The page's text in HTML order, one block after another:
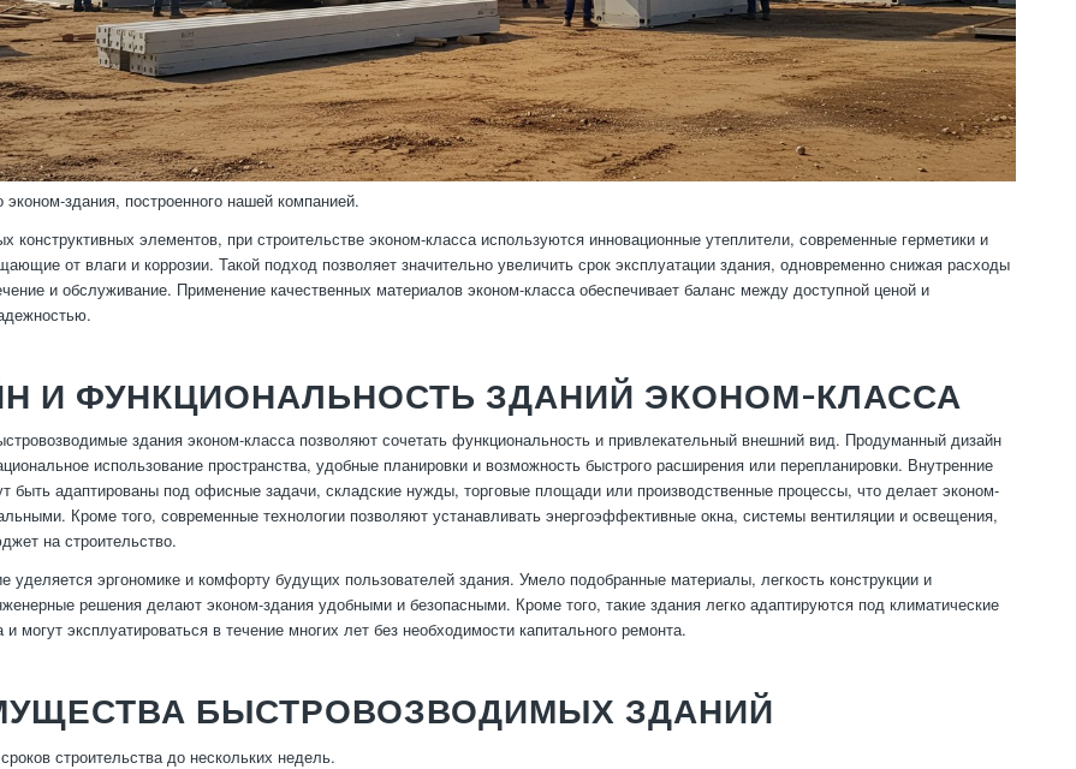
эконом-здания, построенного нашей компанией.
конструктивных элементов, при строительстве эконом-класса используются инновационные утеплители, современные герметики и
от влаги и коррозии. Такой подход позволяет значительно увеличить срок эксплуатации здания, одновременно снижая расходы
и обслуживание. Применение качественных материалов эконом-класса обеспечивает баланс между доступной ценой и
И ФУНКЦИОНАЛЬНОСТЬ ЗДАНИЙ ЭКОНОМ-КЛАССА
здания эконом-класса позволяют сочетать функциональность и привлекательный внешний вид. Продуманный дизайн
использование пространства, удобные планировки и возможность быстрого расширения или перепланировки. Внутренние
быть адаптированы под офисные задачи, складские нужды, торговые площади или производственные процессы, что делает эконом-
Кроме того, современные технологии позволяют устанавливать энергоэффективные окна, системы вентиляции и освещения,
на строительство.
уделяется эргономике и комфорту будущих пользователей здания. Умело подобранные материалы, легкость конструкции и
решения делают эконом-здания удобными и безопасными. Кроме того, такие здания легко адаптируются под климатические
и могут эксплуатироваться в течение многих лет без необходимости капитального ремонта.
БЫСТРОВОЗВОДИМЫХ ЗДАНИЙ
строительства до нескольких недель.